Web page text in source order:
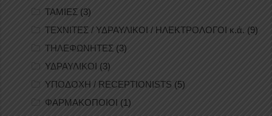
ΤΑΜΙΕΣ (3)
ΤΕΧΝΙΤΕΣ / ΥΔΡΑΥΛΙΚΟΙ / ΗΛΕΚΤΡΟΛΟΓΟΙ κ.ά. (9)
ΤΗΛΕΦΩΝΗΤΕΣ (3)
ΥΔΡΑΥΛΙΚΟΙ (3)
ΥΠΟΔΟΧΗ / RECEPTIONISTS (5)
ΦΑΡΜΑΚΟΠΟΙΟΙ (1)